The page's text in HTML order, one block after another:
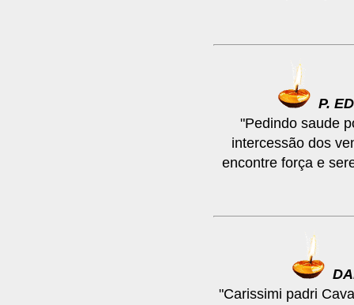
P.
"Pedindo saude
intercessão dos
encontre força e
"Carissimi padri